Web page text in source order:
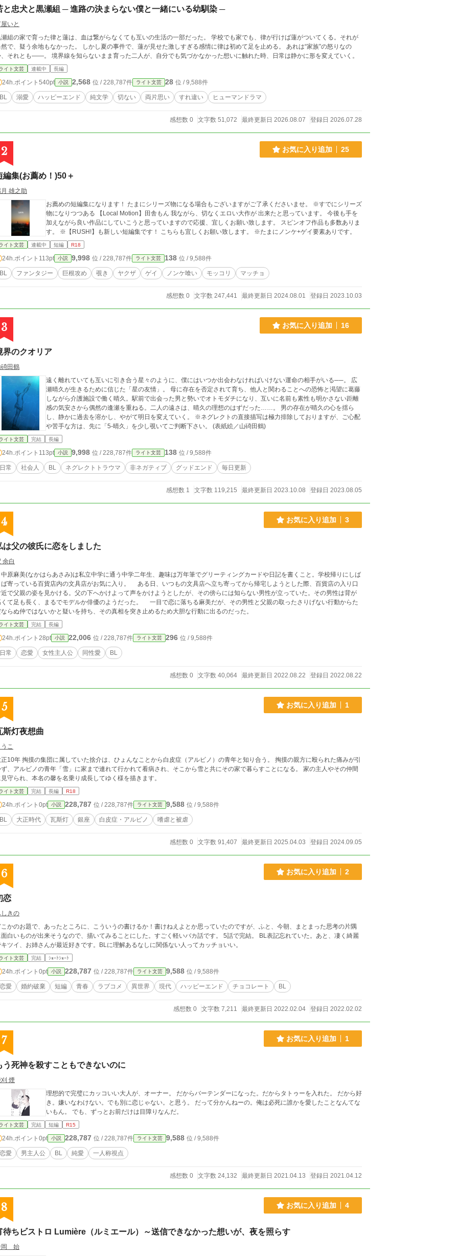
と忠犬と黒瀬組 ─ 進路の決まらない僕と一緒にいる幼馴染 ─
いと
組の家で育った律と蓮は、血は繋がらなくても互いの生活の一部だった。 学校でも家でも、律が行けば蓮がついてくる。それが
で、疑う余地もなかった。 しかし夏の事件で、蓮が見せた激しすぎる感情に律は初めて足を止める。 あれは“家族”の怒りなの
それとも――。 境界線を知らないまま育った二人が、自分でも気づかなかった想いに触れた時、日常は静かに形を変えていく。
イト文芸 連載中 長編
24h.ポイント 540pt 小説 2,568 位 / 228,787件 ライト文芸 28 位 / 9,588件
BL 溺愛 ハッピーエンド 純文学 切ない 両片思い すれ違い ヒューマンドラマ
感想数 0 文字数 51,072 最終更新日 2026.08.07 登録日 2026.07.28
2 お気に入り追加 25
編集(お薦め！)50＋
雄之助
お薦めの短編集になります！ たまにシリーズ物になる場合もございますがご了承くださいませ。 ※すでにシリーズ
物になりつつある 【Local Motion】田舎もん 我ながら、切なくエロい大作が 出来たと思っています。 今後も手を
加えながら良い作品にしていこうと思っていますので応援、宜しくお願い致します。 スピンオフ作品も多数ありま
す。 ※【RUSH!】も新しい短編集です！ こちらも宜しくお願い致します。 ※たまにノンケ+ゲイ要素ありです。
イト文芸 連載中 短編 R18
24h.ポイント 113pt 小説 9,998 位 / 228,787件 ライト文芸 138 位 / 9,588件
BL ファンタジー 巨根攻め 覗き ヤクザ ゲイ ノンケ喰い モッコリ マッチョ
感想数 0 文字数 247,441 最終更新日 2024.08.01 登録日 2023.10.03
3 お気に入り追加 16
界のクオリア
田鶴
遠く離れていても互いに引き合う星々のように、僕にはいつか出会わなければいけない運命の相手がいる──。 広
瀬晴久が生きるために信じた「星の友情」。 母に存在を否定されて育ち、他人と関わることへの恐怖と渇望に葛藤
しながら介護施設で働く晴久。駅前で出会った男と勢いでオトモダチになり、互いに名前も素性も明かさない距離
感の気安さから偶然の逢瀬を重ねる。二人の遠さは、晴久の理想のはずだった……。 男の存在が晴久の心を揺ら
し、静かに過去を溶かし、やがて明日を変えていく。 ※ネグレクトの直接描写は極力排除しておりますが、ご心配
や苦手な方は、先に「5-晴久」を少し覗いてご判断下さい。 (表紙絵／山碕田鶴)
イト文芸 完結 長編
24h.ポイント 113pt 小説 9,998 位 / 228,787件 ライト文芸 138 位 / 9,588件
日常 社会人 BL ネグレクトトラウマ 非ネガティブ グッドエンド 毎日更新
感想数 1 文字数 119,215 最終更新日 2023.10.08 登録日 2023.08.05
4 お気に入り追加 3
は父の彼氏に恋をしました
余白
原麻美(なかはらあさみ)は私立中学に通う中学二年生、趣味は万年筆でグリーティングカードや日記を書くこと。学校帰りにしば
っている百貨店内の文具店がお気に入り。 ある日、いつもの文具店へ立ち寄ってから帰宅しようとした際、百貨店の入り口
で父親の姿を見かける。父の下へかけよって声をかけようとしたが、その傍らには知らない男性が立っていた。その男性は背が
足も長く、まるでモデルか俳優のようだった。 一目で恋に落ちる麻美だが、その男性と父親の取ったさりげない行動からた
らぬ仲ではないかと疑いを持ち、その真相を突き止めるため大胆な行動に出るのだった。
イト文芸 完結 長編
24h.ポイント 28pt 小説 22,006 位 / 228,787件 ライト文芸 296 位 / 9,588件
日常 恋愛 女性主人公 同性愛 BL
感想数 0 文字数 40,064 最終更新日 2022.08.22 登録日 2022.08.22
5 お気に入り追加 1
斯灯夜想曲
こ
10年 掏摸の集団に属していた捨介は、ひょんなことから白皮症（アルビノ）の青年と知り合う。 掏摸の親方に殴られた痛みが引
、アルビノの青年「雪」に家まで連れて行かれて看病され、そこから雪と共にその家で暮らすことになる。 家の主人やその仲間
守られ、本名の馨を名乗り成長してゆく様を描きます。
イト文芸 完結 長編 R18
24h.ポイント 0pt 小説 228,787 位 / 228,787件 ライト文芸 9,588 位 / 9,588件
BL 大正時代 瓦斯灯 銀座 白皮症・アルビノ 嗜虐と被虐
感想数 0 文字数 91,407 最終更新日 2025.04.03 登録日 2024.09.05
6 お気に入り追加 2
恋
きの
かのお題で、あったところに、こういうの書けるか！書けねえよとか思っていたのですが、ふと、今朝、まとまった思考の片隅
白いものが出来そうなので、描いてみることにした。すごく軽いバカ話です。 5話で完結。 BL表記忘れていた。あと、凄く綺麗
ツイ、お姉さんが最近好きです。BLに理解あるなしに関係ない人ってカッチョいい。
イト文芸 完結 ｼｮｰﾄｼｮｰﾄ
24h.ポイント 0pt 小説 228,787 位 / 228,787件 ライト文芸 9,588 位 / 9,588件
恋愛 婚約破棄 短編 青春 ラブコメ 異世界 現代 ハッピーエンド チョコレート BL
感想数 0 文字数 7,211 最終更新日 2022.02.04 登録日 2022.02.02
7 お気に入り追加 1
う死神を殺すこともできないのに
煙
理想的で完璧にカッコいい大人が、オーナー。 だからバーテンダーになった。だからタトゥーを入れた。 だから好
き。嫌いなわけない。でも別に恋じゃない。と思う。 だって分かんねーの。俺は必死に誰かを愛したことなんてな
いもん。 でも、ずっとお前だけは目障りなんだ。
イト文芸 完結 短編 R15
24h.ポイント 0pt 小説 228,787 位 / 228,787件 ライト文芸 9,588 位 / 9,588件
恋愛 男主人公 BL 純愛 一人称視点
感想数 0 文字数 24,132 最終更新日 2021.04.13 登録日 2021.04.12
8 お気に入り追加 4
待ちビストロ Lumière（ルミエール）～送信できなかった想いが、夜を照らす
岡 始